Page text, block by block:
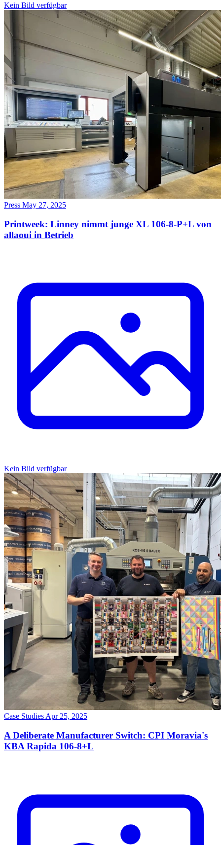
Kein Bild verfügbar
Press May 27, 2025
Printweek: Linney nimmt junge XL 106-8-P+L von
allaoui in Betrieb
Kein Bild verfügbar
Case StudiesApr 25, 2025
A Deliberate Manufacturer Switch: CPI Moravia's
KBA Rapida 106-8+L